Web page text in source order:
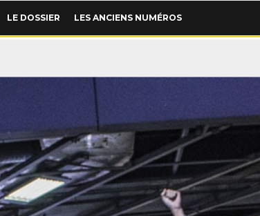
LE DOSSIER LES ANCIENS NUMÉROS